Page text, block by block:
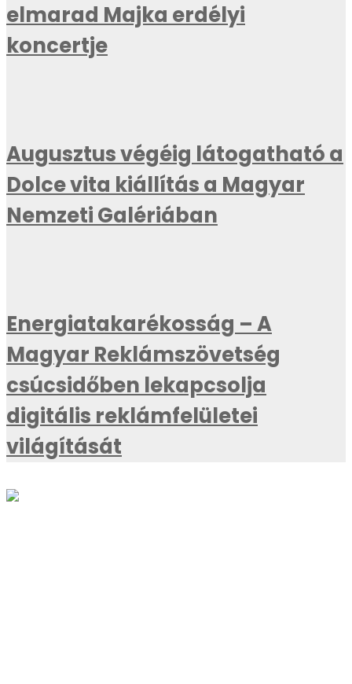
elmarad Majka erdélyi
koncertje
Augusztus végéig látogatható a
Dolce vita kiállítás a Magyar
Nemzeti Galériában
Energiatakarékosság – A
Magyar Reklámszövetség
csúcsidőben lekapcsolja
digitális reklámfelületei
világítását